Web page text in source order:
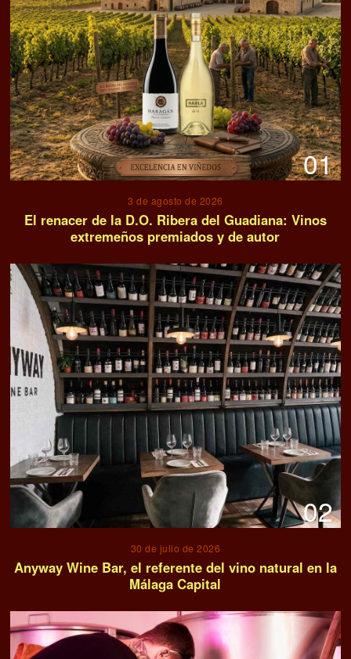
01
3 de agosto de 2026
El renacer de la D.O. Ribera del Guadiana: Vinos
extremeños premiados y de autor
02
30 de julio de 2026
Anyway Wine Bar, el referente del vino natural en la
Málaga Capital